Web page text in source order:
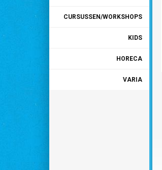
CURSUSSEN/WORKSHOPS
KIDS
HORECA
VARIA